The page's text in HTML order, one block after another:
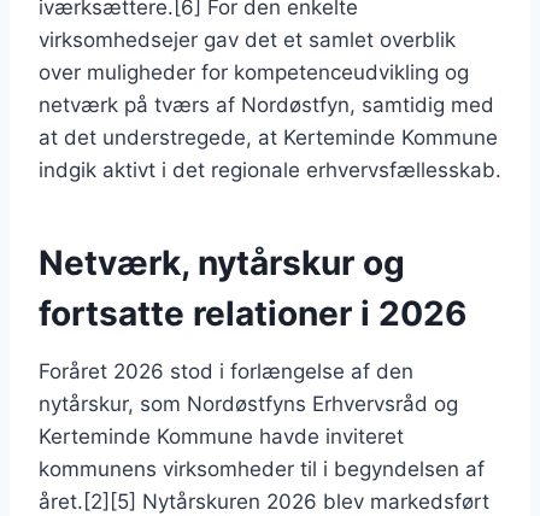
iværksættere.[6] For den enkelte
virksomhedsejer gav det et samlet overblik
over muligheder for kompetenceudvikling og
netværk på tværs af Nordøstfyn, samtidig med
at det understregede, at Kerteminde Kommune
indgik aktivt i det regionale erhvervsfællesskab.
Netværk, nytårskur og
fortsatte relationer i 2026
Foråret 2026 stod i forlængelse af den
nytårskur, som Nordøstfyns Erhvervsråd og
Kerteminde Kommune havde inviteret
kommunens virksomheder til i begyndelsen af
året.[2][5] Nytårskuren 2026 blev markedsført